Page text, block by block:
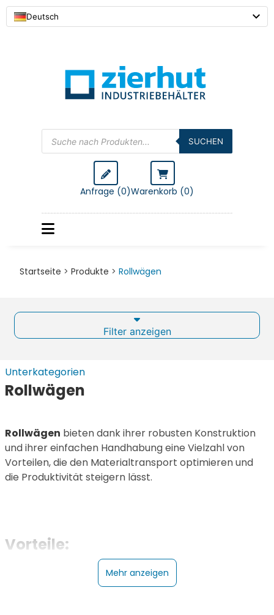
Deutsch
Products
search SUCHEN
Anfrage (0)Warenkorb (0)
Startseite > Produkte > Rollwägen
Filter anzeigen
Unterkategorien
Rollwägen
Rollwägen bieten dank ihrer robusten Konstruktion
und ihrer einfachen Handhabung eine Vielzahl von
Vorteilen, die den Materialtransport optimieren und
die Produktivität steigern lässt.
Vorteile:
Mehr anzeigen